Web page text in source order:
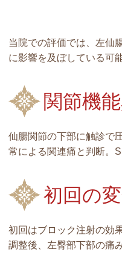
当院での評価では、左仙
に影響を及ぼしている可
関節機
仙腸関節の下部に触診で
常による関連痛と判断。
初回の
初回はブロック注射の効
調整後、左臀部下部の痛